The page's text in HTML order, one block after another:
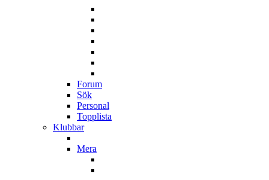
Forum
Sök
Personal
Topplista
Klubbar
Mera